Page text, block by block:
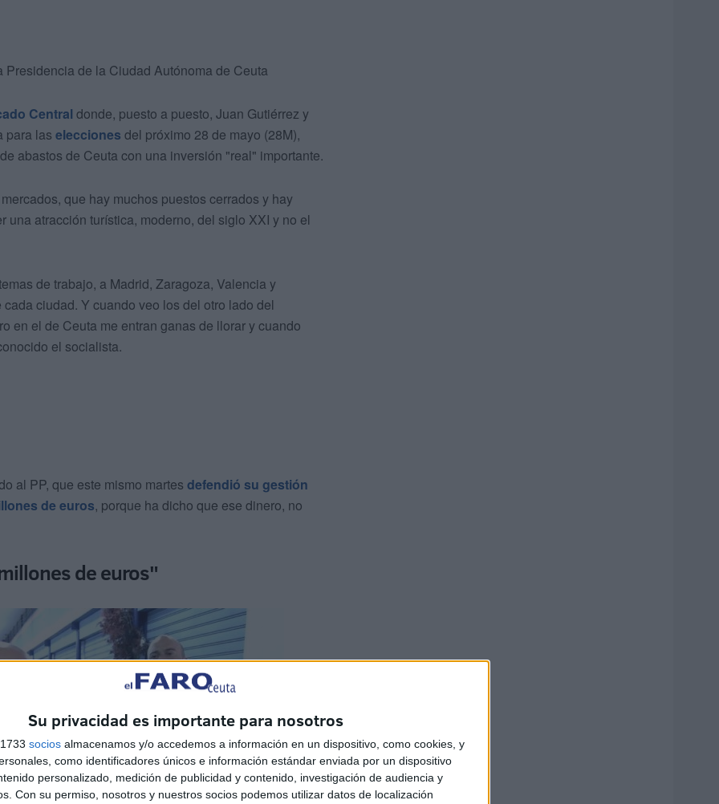
Su privacidad es importante para nosotros
socios almacenamos y/o accedemos a información en un dispositivo, como cookies, y
como identificadores únicos e información estándar enviada por un dispositivo
personalizado, medición de publicidad y contenido, investigación de audiencia y
Con su permiso, nosotros y nuestros socios podemos utilizar datos de localización
de la Ciudad Autónoma de Ceuta
Central donde, puesto a puesto, Juan Gutiérrez y
para las elecciones del próximo 28 de mayo (28M),
abastos de Ceuta con una inversión "real" importante.
que hay muchos puestos cerrados y hay
atracción turística, moderno, del siglo XXI y no el
de trabajo, a Madrid, Zaragoza, Valencia y
ciudad. Y cuando veo los del otro lado del
en el de Ceuta me entran ganas de llorar y cuando
el socialista.
al PP, que este mismo martes defendió su gestión
de euros, porque ha dicho que ese dinero, no
de euros"